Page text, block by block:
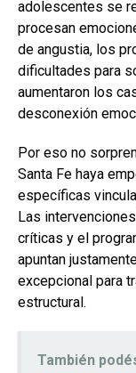
adolescentes se
procesan
de angustia, los
dificultades para
aumentaron los
desconexión
Por eso no
Santa Fe haya
específicas
Las
críticas y el
apuntan
excepcional para
estructural.
También